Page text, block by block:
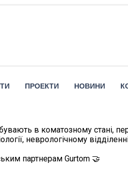
ПРОЕКТИ НОВИНИ
в коматозному стані,
неврологічному
партнерам Gurtom 🤝